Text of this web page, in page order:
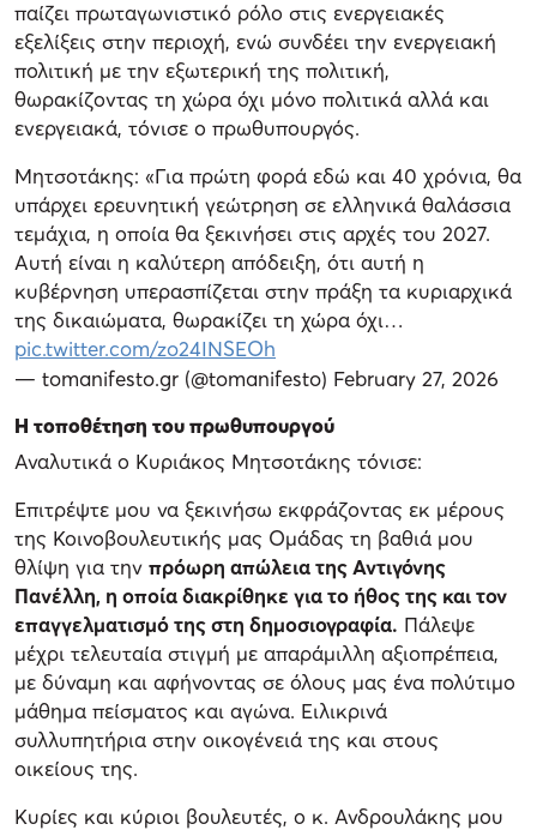
παίζει πρωταγωνιστικό ρόλο στις ενεργειακές
εξελίξεις στην περιοχή, ενώ συνδέει την ενεργειακή
πολιτική με την εξωτερική της πολιτική,
θωρακίζοντας τη χώρα όχι μόνο πολιτικά αλλά και
ενεργειακά, τόνισε ο πρωθυπουργός.
Μητσοτάκης: «Για πρώτη φορά εδώ και 40 χρόνια, θα
υπάρχει ερευνητική γεώτρηση σε ελληνικά θαλάσσια
τεμάχια, η οποία θα ξεκινήσει στις αρχές του 2027.
Αυτή είναι η καλύτερη απόδειξη, ότι αυτή η
κυβέρνηση υπερασπίζεται στην πράξη τα κυριαρχικά
της δικαιώματα, θωρακίζει τη χώρα όχι…
pic.twitter.com/zo24INSEOh
— tomanifesto.gr (@tomanifesto) February 27, 2026
Η τοποθέτηση του πρωθυπουργού
Αναλυτικά ο Κυριάκος Μητσοτάκης τόνισε:
Επιτρέψτε μου να ξεκινήσω εκφράζοντας εκ μέρους
της Κοινοβουλευτικής μας Ομάδας τη βαθιά μου
θλίψη για την πρόωρη απώλεια της Αντιγόνης
Πανέλλη, η οποία διακρίθηκε για το ήθος της και τον
επαγγελματισμό της στη δημοσιογραφία. Πάλεψε
μέχρι τελευταία στιγμή με απαράμιλλη αξιοπρέπεια,
με δύναμη και αφήνοντας σε όλους μας ένα πολύτιμο
μάθημα πείσματος και αγώνα. Ειλικρινά
συλλυπητήρια στην οικογένειά της και στους
οικείους της.
Κυρίες και κύριοι βουλευτές, ο κ. Ανδρουλάκης μου